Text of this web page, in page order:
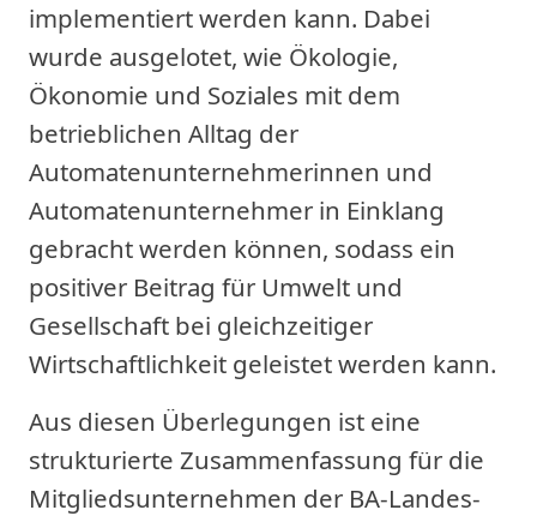
implementiert werden kann. Dabei
wurde ausgelotet, wie Ökologie,
Ökonomie und Soziales mit dem
betrieblichen Alltag der
Automatenunternehmerinnen und
Automatenunternehmer in Einklang
gebracht werden können, sodass ein
positiver Beitrag für Umwelt und
Gesellschaft bei gleichzeitiger
Wirtschaftlichkeit geleistet werden kann.
Aus diesen Überlegungen ist eine
strukturierte Zusammenfassung für die
Mitgliedsunternehmen der BA-Landes-